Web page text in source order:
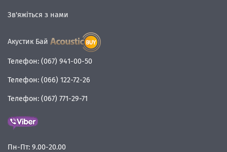
Зв'яжіться з нами
Акустик Бай
Телефон: (067) 941-00-50
Телефон: (066) 122-72-26
Телефон: (067) 771-29-71
Пн-Пт: 9.00-20.00